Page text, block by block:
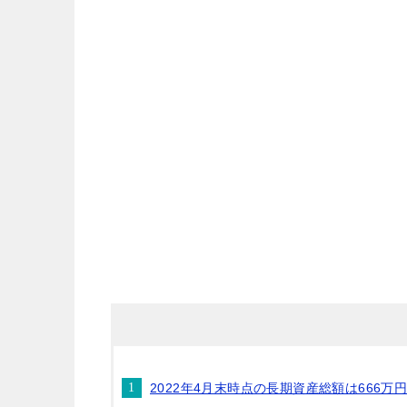
2022年4月末時点の長期資産総額は666万円